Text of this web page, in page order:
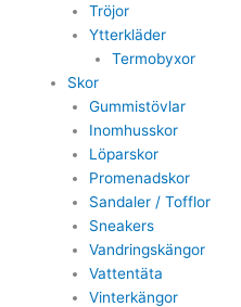
Tröjor
Ytterkläder
Termobyxor
Skor
Gummistövlar
Inomhusskor
Löparskor
Promenadskor
Sandaler / Tofflor
Sneakers
Vandringskängor
Vattentäta
Vinterkängor